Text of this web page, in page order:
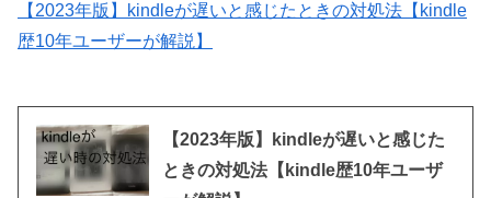
【2023年版】kindleが遅いと感じたときの対処法【kindle
歴10年ユーザーが解説】
【2023年版】kindleが遅いと感じた
ときの対処法【kindle歴10年ユーザ